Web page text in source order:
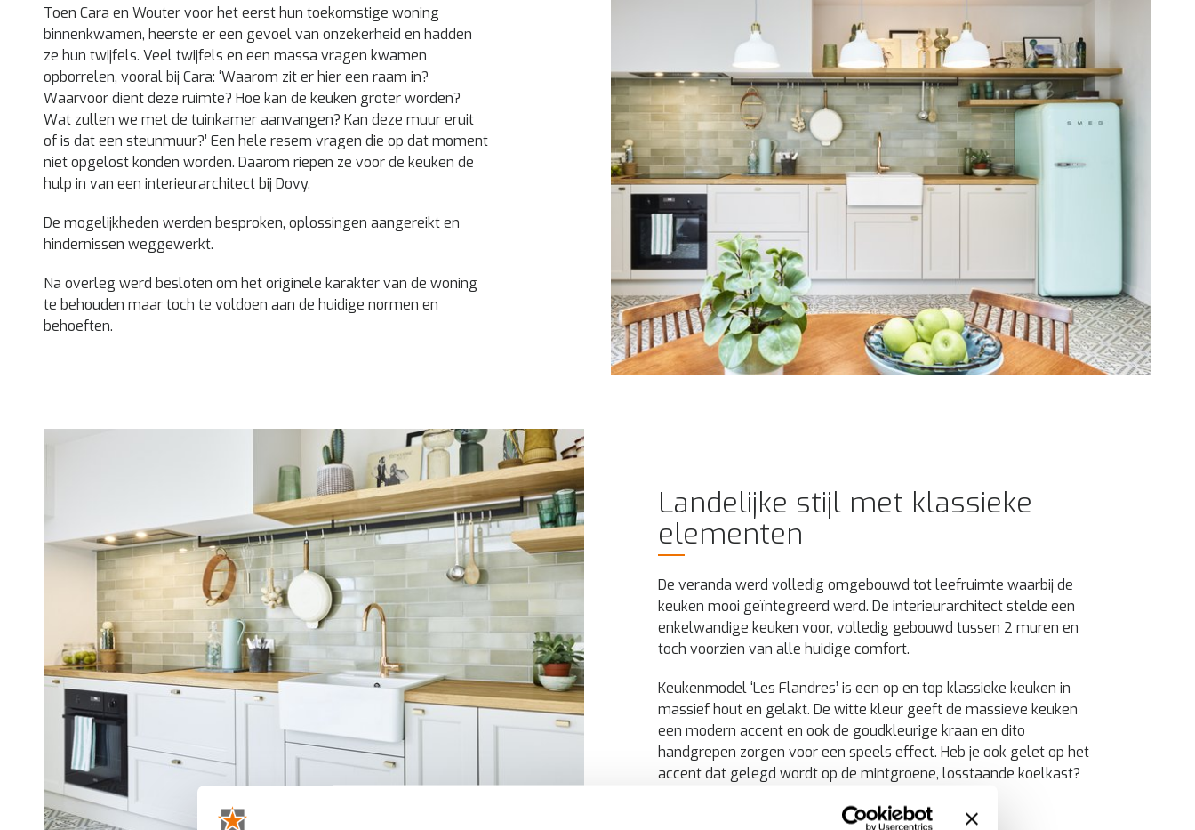
Toen Cara en Wouter voor het eerst hun toekomstige woning
binnenkwamen, heerste er een gevoel van onzekerheid en hadden
ze hun twijfels. Veel twijfels en een massa vragen kwamen
opborrelen, vooral bij Cara: ‘Waarom zit er hier een raam in?
Waarvoor dient deze ruimte? Hoe kan de keuken groter worden?
Wat zullen we met de tuinkamer aanvangen? Kan deze muur eruit
of is dat een steunmuur?’ Een hele resem vragen die op dat moment
niet opgelost konden worden. Daarom riepen ze voor de keuken de
hulp in van een interieurarchitect bij Dovy.
De mogelijkheden werden besproken, oplossingen aangereikt en
hindernissen weggewerkt.
Na overleg werd besloten om het originele karakter van de woning
te behouden maar toch te voldoen aan de huidige normen en
behoeften.
Landelijke stijl met klassieke
elementen
De veranda werd volledig omgebouwd tot leefruimte waarbij de
keuken mooi geïntegreerd werd. De interieurarchitect stelde een
enkelwandige keuken voor, volledig gebouwd tussen 2 muren en
toch voorzien van alle huidige comfort.
Keukenmodel ‘Les Flandres’ is een op en top klassieke keuken in
massief hout en gelakt. De witte kleur geeft de massieve keuken
een modern accent en ook de goudkleurige kraan en dito
handgrepen zorgen voor een speels effect. Heb je ook gelet op het
accent dat gelegd wordt op de mintgroene, losstaande koelkast?